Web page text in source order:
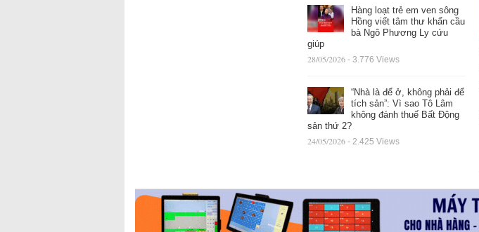
Hàng loạt trẻ em ven sông
Hồng viết tâm thư khẩn cầu
bà Ngô Phương Ly cứu
giúp
28/05/2026 - 3.776 Views
“Nhà là để ở, không phải để
tích sản”: Vì sao Tô Lâm
không đánh thuế Bất Động
sản thứ 2?
24/05/2026 - 2.425 Views